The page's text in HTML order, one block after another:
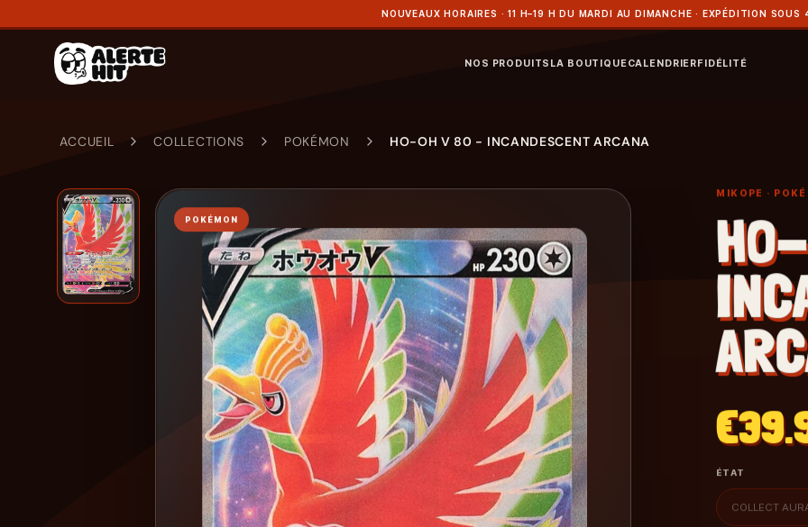
NOUVEAUX HORAIRES · 11 H–19 H DU MARDI AU DIMANCHE · EXPÉDITION SOUS
NOS PRODUITS LA BOUTIQUECALENDRIERFIDÉLITÉ
ACCUEIL COLLECTIONS POKÉMON HO-OH V 80 - INCANDESCENT ARCANA
POKÉMON
MIKOPE ·
ÉTAT
COLLECT